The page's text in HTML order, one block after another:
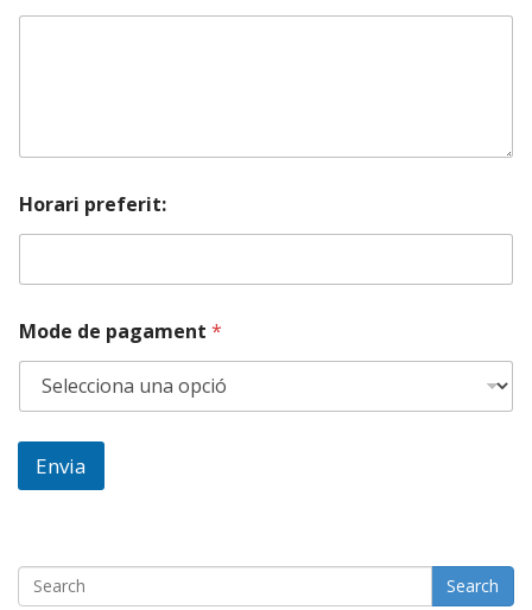
Horari preferit:
Mode de pagament *
Envia
Search